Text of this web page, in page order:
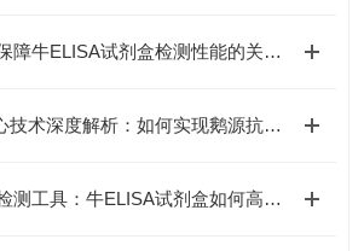
存储与使用指南：保障牛ELISA试剂盒检测性能的关键措施
鹅ELISA试剂盒核心技术深度解析：如何实现鹅源抗体与抗原的高特异性检测及精准定量分析？
牛类生物实验精准检测工具：牛ELISA试剂盒如何高效完成牛源样本目标蛋白定量分析？